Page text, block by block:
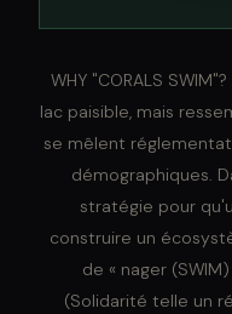
WHY "CORALS
lac paisible, mais
se mêlent
démographiques.
stratégie pour
construire un
de « nager
(Solidarité telle un